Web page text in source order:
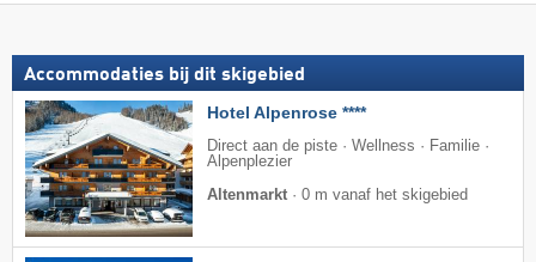
Accommodaties bij dit skigebied
Hotel Alpenrose ****
Direct aan de piste · Wellness · Familie ·
Alpenplezier
Altenmarkt · 0 m vanaf het skigebied